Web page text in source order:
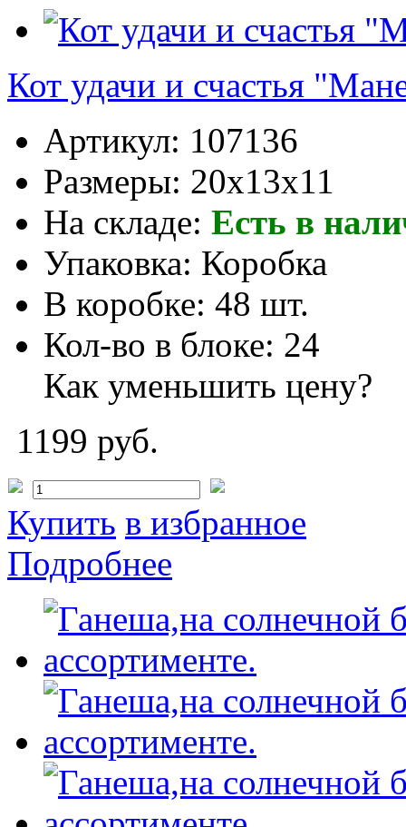
Кот удачи и счастья
Артикул: 107136
Размеры: 20x13x11
На складе: Есть в
Упаковка: Коробка
В коробке: 48 шт.
Кол-во в блоке: 24
Как уменьшить цену?
1199 руб.
Купить в избранное
Подробнее